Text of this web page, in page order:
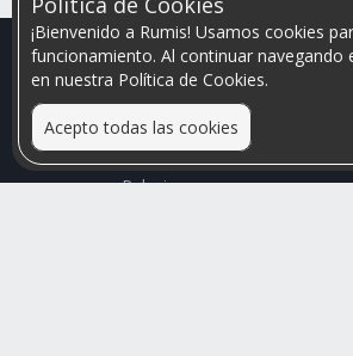
¡Bienvenido a Rumis! Usamos cookies
funcionamiento. Al continuar
en nuestra Política de Cookies.
Acepto todas las cookies
Relacionamos personas que